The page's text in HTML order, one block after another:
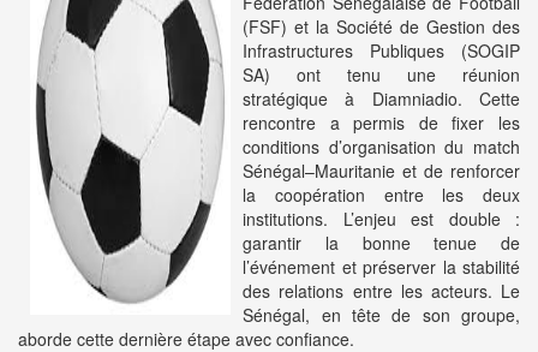
(FSF) et la Société de Gestion des
Infrastructures Publiques (SOGIP
SA) ont tenu une réunion
stratégique à Diamniadio. Cette
rencontre a permis de fixer les
conditions d’organisation du match
Sénégal–Mauritanie et de renforcer
la coopération entre les deux
institutions. L’enjeu est double :
garantir la bonne tenue de
l’événement et préserver la stabilité
des relations entre les acteurs. Le
Sénégal, en tête de son groupe,
aborde cette dernière étape avec confiance.